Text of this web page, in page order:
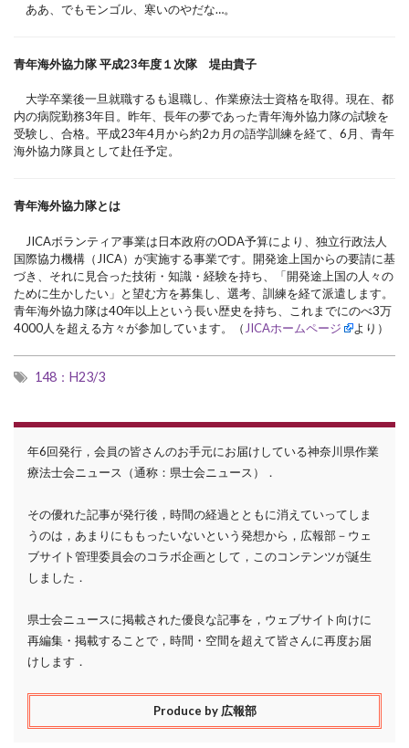
ああ、でもモンゴル、寒いのやだな…。
青年海外協力隊 平成23年度１次隊 堤由貴子
大学卒業後一旦就職するも退職し、作業療法士資格を取得。現在、都
内の病院勤務3年目。昨年、長年の夢であった青年海外協力隊の試験を
受験し、合格。平成23年4月から約2カ月の語学訓練を経て、6月、青年
海外協力隊員として赴任予定。
青年海外協力隊とは
JICAボランティア事業は日本政府のODA予算により、独立行政法人
国際協力機構（JICA）が実施する事業です。開発途上国からの要請に基
づき、それに見合った技術・知識・経験を持ち、「開発途上国の人々の
ために生かしたい」と望む方を募集し、選考、訓練を経て派遣します。
青年海外協力隊は40年以上という長い歴史を持ち、これまでにのべ3万
4000人を超える方々が参加しています。（ JICAホームページ より）
148：H23/3
年6回発行，会員の皆さんのお手元にお届けしている神奈川県作業
療法士会ニュース（通称：県士会ニュース）．
その優れた記事が発行後，時間の経過とともに消えていってしま
うのは，あまりにももったいないという発想から，広報部－ウェ
ブサイト管理委員会のコラボ企画として，このコンテンツが誕生
しました．
県士会ニュースに掲載された優良な記事を，ウェブサイト向けに
再編集・掲載することで，時間・空間を超えて皆さんに再度お届
けします．
Produce by 広報部